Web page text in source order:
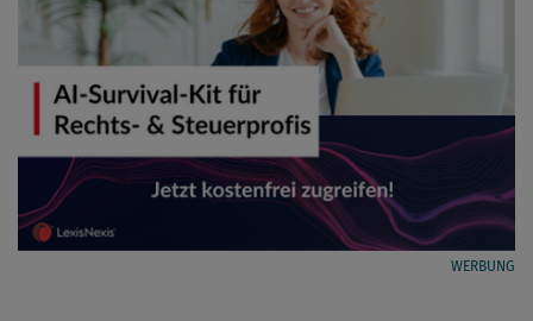
WERBUNG